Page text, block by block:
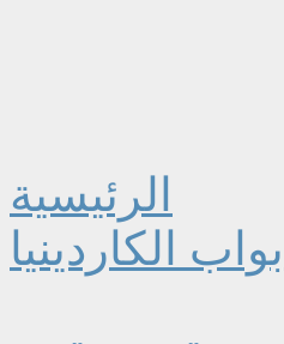
الرئيسية
ابواب الكاردينيا